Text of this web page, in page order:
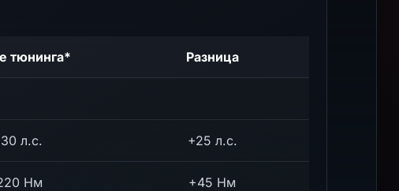
тюнинга* Разница
л.с. +25 л.с.
Нм +45 Нм